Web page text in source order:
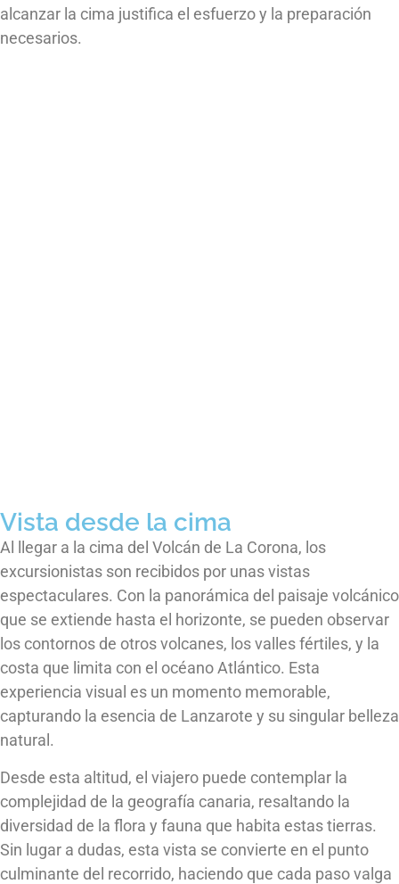
alcanzar la cima justifica el esfuerzo y la preparación
necesarios.
Vista desde la cima
Al llegar a la cima del Volcán de La Corona, los
excursionistas son recibidos por unas vistas
espectaculares. Con la panorámica del paisaje volcánico
que se extiende hasta el horizonte, se pueden observar
los contornos de otros volcanes, los valles fértiles, y la
costa que limita con el océano Atlántico. Esta
experiencia visual es un momento memorable,
capturando la esencia de Lanzarote y su singular belleza
natural.
Desde esta altitud, el viajero puede contemplar la
complejidad de la geografía canaria, resaltando la
diversidad de la flora y fauna que habita estas tierras.
Sin lugar a dudas, esta vista se convierte en el punto
culminante del recorrido, haciendo que cada paso valga